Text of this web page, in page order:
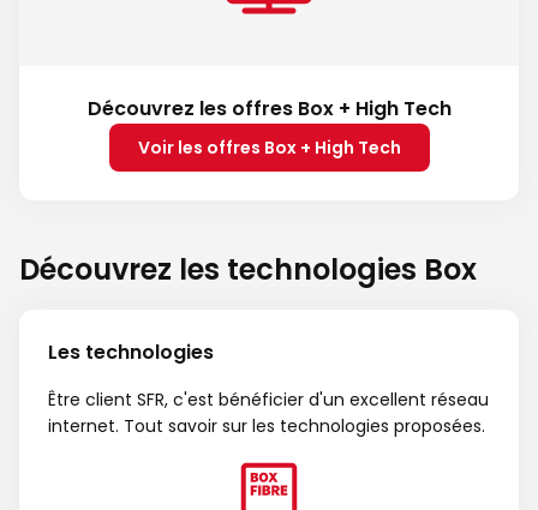
Découvrez les offres Box + High Tech
Voir les offres Box + High Tech
Découvrez les technologies Box
Les technologies
Être client SFR, c'est bénéficier d'un excellent réseau
internet. Tout savoir sur les technologies proposées.